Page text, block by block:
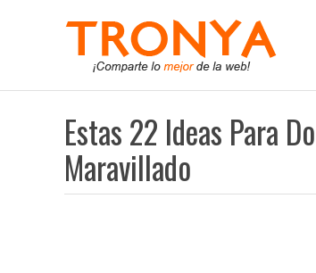
Estas 22 Ideas Para
Maravillado